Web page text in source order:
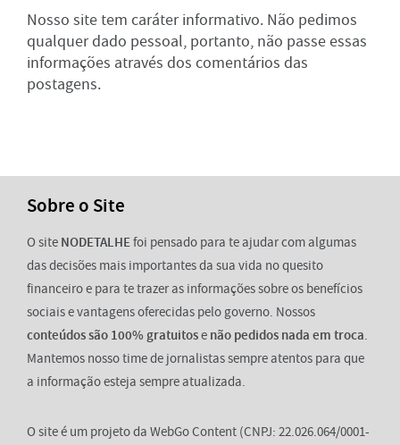
Nosso site tem caráter informativo. Não pedimos
qualquer dado pessoal, portanto, não passe essas
informações através dos comentários das
postagens.
Sobre o Site
O site NODETALHEfoi pensado para te ajudar com algumas
das decisões mais importantes da sua vida no quesito
financeiro e para te trazer as informações sobre os benefícios
sociais e vantagens oferecidas pelo governo. Nossos
conteúdos são 100% gratuitose não pedidos nada em troca.
Mantemos nosso time de jornalistas sempre atentos para que
a informação esteja sempre atualizada.
O site é um projeto da WebGo Content (CNPJ: 22.026.064/0001-